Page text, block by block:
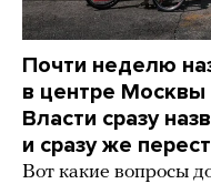
Почти неделю
в центре
Власти сразу
и сразу же
Вот какие вопросы